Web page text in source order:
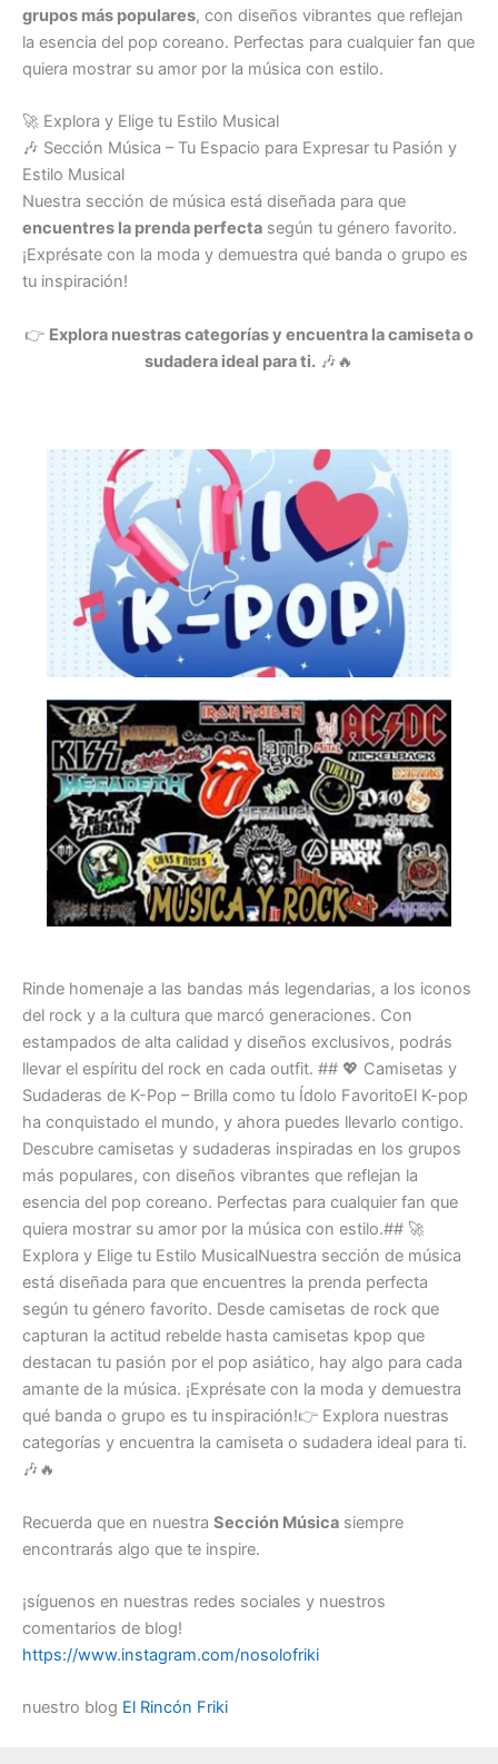
grupos más populares, con diseños vibrantes que reflejan
la esencia del pop coreano. Perfectas para cualquier fan que
quiera mostrar su amor por la música con estilo.
🚀 Explora y Elige tu Estilo Musical
🎶 Sección Música – Tu Espacio para Expresar tu Pasión y
Estilo Musical
Nuestra sección de música está diseñada para que
encuentres la prenda perfecta según tu género favorito.
¡Exprésate con la moda y demuestra qué banda o grupo es
tu inspiración!
👉 Explora nuestras categorías y encuentra la camiseta o
sudadera ideal para ti. 🎶🔥
Rinde homenaje a las bandas más legendarias, a los iconos
del rock y a la cultura que marcó generaciones. Con
estampados de alta calidad y diseños exclusivos, podrás
llevar el espíritu del rock en cada outfit. ## 💖 Camisetas y
Sudaderas de K-Pop – Brilla como tu Ídolo FavoritoEl K-pop
ha conquistado el mundo, y ahora puedes llevarlo contigo.
Descubre camisetas y sudaderas inspiradas en los grupos
más populares, con diseños vibrantes que reflejan la
esencia del pop coreano. Perfectas para cualquier fan que
quiera mostrar su amor por la música con estilo.## 🚀
Explora y Elige tu Estilo MusicalNuestra sección de música
está diseñada para que encuentres la prenda perfecta
según tu género favorito. Desde camisetas de rock que
capturan la actitud rebelde hasta camisetas kpop que
destacan tu pasión por el pop asiático, hay algo para cada
amante de la música. ¡Exprésate con la moda y demuestra
qué banda o grupo es tu inspiración!👉 Explora nuestras
categorías y encuentra la camiseta o sudadera ideal para ti.
🎶🔥
Recuerda que en nuestra Sección Música siempre
encontrarás algo que te inspire.
¡síguenos en nuestras redes sociales y nuestros
comentarios de blog!
https://www.instagram.com/nosolofriki
nuestro blog El Rincón Friki